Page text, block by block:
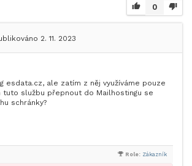
0
2. 11. 2023
esdata.cz, ale zatím z něj využíváme pouze
tuto službu přepnout do Mailhostingu se
schránky?
Role: Zákazník